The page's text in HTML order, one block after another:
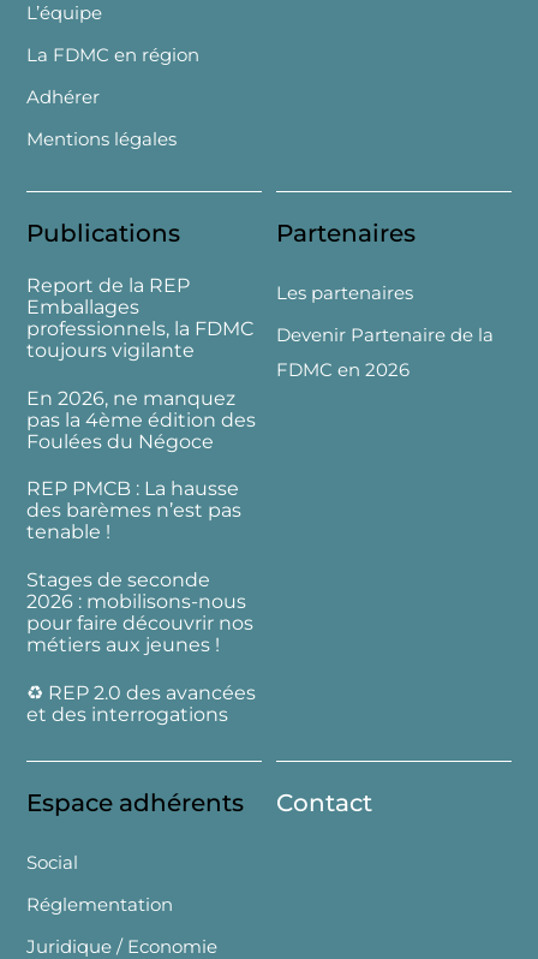
L’équipe
La FDMC en région
Adhérer
Mentions légales
Publications
Report de la REP
Emballages
professionnels, la FDMC
toujours vigilante
En 2026, ne manquez
pas la 4ème édition des
Foulées du Négoce
REP PMCB : La hausse
des barèmes n’est pas
tenable !
Stages de seconde
2026 : mobilisons-nous
pour faire découvrir nos
métiers aux jeunes !
♻️ REP 2.0 des avancées
et des interrogations
Partenaires
Les partenaires
Devenir Partenaire de la
FDMC en 2026
Espace adhérents
Social
Réglementation
Juridique / Economie
Contact